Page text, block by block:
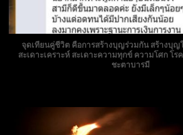
จุดเทียนคู่ชีวิต คือการสร้างบุญร่วมกัน สร้างบุญ
สะเดาะเคราะห์ สะเดาะความทุกข์ ความโศก โร
ชะตาบารมี